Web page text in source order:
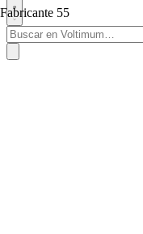
Fabricante 55